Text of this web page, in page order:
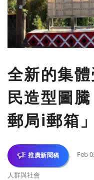
全新的集
民造型圖
郵局i郵箱」
推廣新聞稿 Feb
人群與社會